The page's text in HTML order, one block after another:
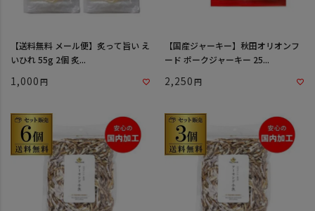
【送料無料 メール便】炙って旨い え
いひれ 55g 2個 炙...
1,000
【国産ジャーキー】秋田オリオンフ
ード ポークジャーキー 25...
2,250